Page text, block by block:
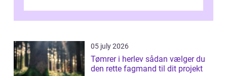
05 july 2026
Tømrer i herlev sådan vælger du
den rette fagmand til dit projekt